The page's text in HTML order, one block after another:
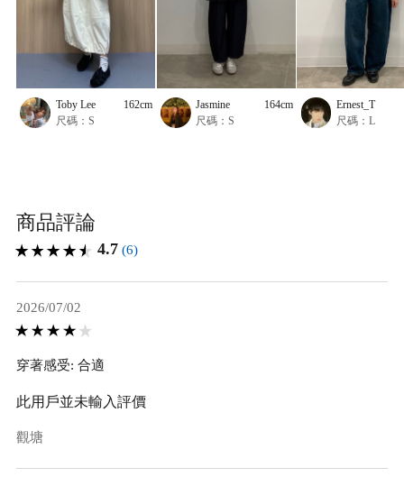
Toby Lee
162cm
尺碼：S
Jasmine
164cm
尺碼：S
Ernest_T
尺碼：L
商品評論
4.7 (6)
2026/07/02
穿著感受: 合適
此用戶並未輸入評價
觀塘